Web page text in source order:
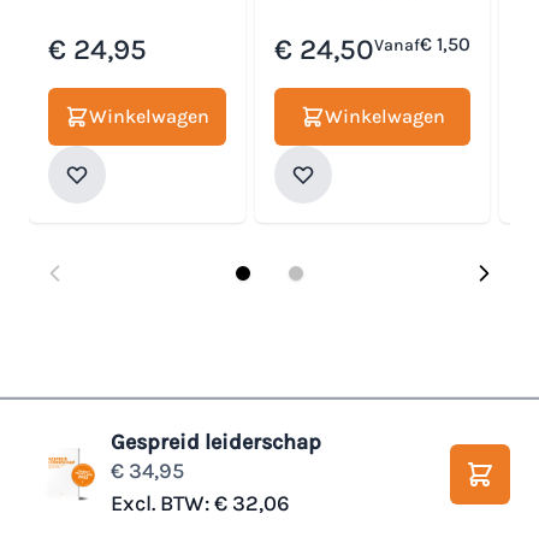
€ 24,95
Winkelwagen
€ 24,50Vanaf€ 1,50
Winkelwagen
Gespreid leiderschap
€ 34,95
Excl. BTW:€ 32,06